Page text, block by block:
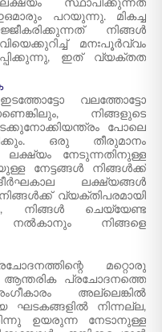
സ്ഥാപിക്കുന്നത്
പറയുന്നു. മികച്ച
നിങ്ങൾ
മനഃപൂർവ്വം
ഇത് വ്യക്തത
വലത്തോട്ടോ
നിങ്ങളുടെ
പോലെ
ഒരു തീരുമാനം
ലക്ഷ്യം നേടുന്നതിനുള്ള
നേട്ടങ്ങൾ നിങ്ങൾക്ക്
ലക്ഷ്യങ്ങൾ
വ്യക്തിപരമായി
നിങ്ങൾ ചെയ്യേണ്ട
നിങ്ങളെ
മറ്റൊരു
പ്രചോദനത്തെ
അല്ലെങ്കിൽ
നിന്നല്ല,
ഉയരുന്ന നേടാനുള്ള